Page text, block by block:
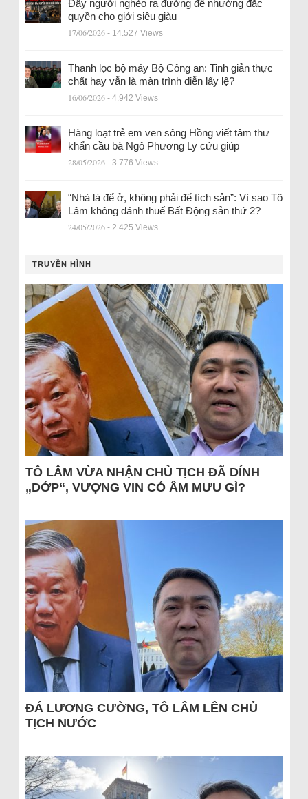
Đẩy người nghèo ra đường để nhường đặc
quyền cho giới siêu giàu
17/06/2026 - 14.527 Views
Thanh lọc bộ máy Bộ Công an: Tinh giản thực
chất hay vẫn là màn trình diễn lấy lệ?
16/06/2026 - 4.942 Views
Hàng loạt trẻ em ven sông Hồng viết tâm thư
khẩn cầu bà Ngô Phương Ly cứu giúp
28/05/2026 - 3.776 Views
“Nhà là để ở, không phải để tích sản”: Vì sao Tô
Lâm không đánh thuế Bất Động sản thứ 2?
24/05/2026 - 2.425 Views
TRUYỀN HÌNH
TÔ LÂM VỪA NHẬN CHỦ TỊCH ĐÃ DÍNH
„DỚP“, VƯỢNG VIN CÓ ÂM MƯU GÌ?
ĐÁ LƯƠNG CƯỜNG, TÔ LÂM LÊN CHỦ
TỊCH NƯỚC